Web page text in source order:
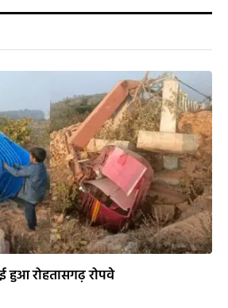
हुआ रोहतासगढ़ रोपवे